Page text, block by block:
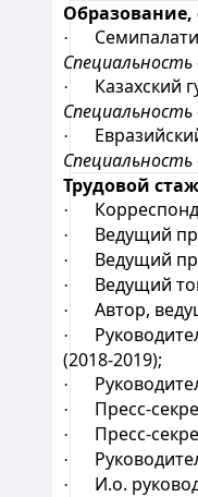
·
·
Казахский
Специальность
·
Трудовой
·
· Ведущий
· Ведущий
· Ведущий
· Автор,
·
(2018-2019);
·
· Пресс-
· Пресс-
·
· И.о.